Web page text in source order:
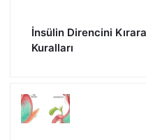
İnsülin Direncini
Kuralları